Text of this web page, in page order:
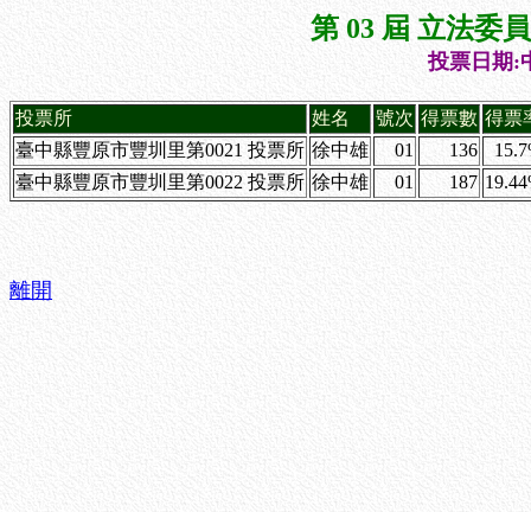
第 03 屆 立法委
投票日期:
投票所 姓名 號次 得票數 得票
臺中縣豐原市豐圳里第0021 投票所 徐中雄 01 136
臺中縣豐原市豐圳里第0022 投票所 徐中雄 01 187
離開